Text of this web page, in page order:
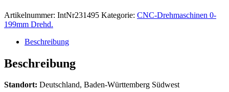
Artikelnummer: IntNr231495 Kategorie: CNC-Drehmaschinen 0-
199mm Drehd.
Beschreibung
Beschreibung
Standort: Deutschland, Baden-Württemberg Südwest